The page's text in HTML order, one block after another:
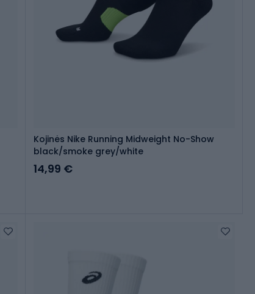
Kojinės Nike Running Midweight No-Show
black/smoke grey/white
14,99 €